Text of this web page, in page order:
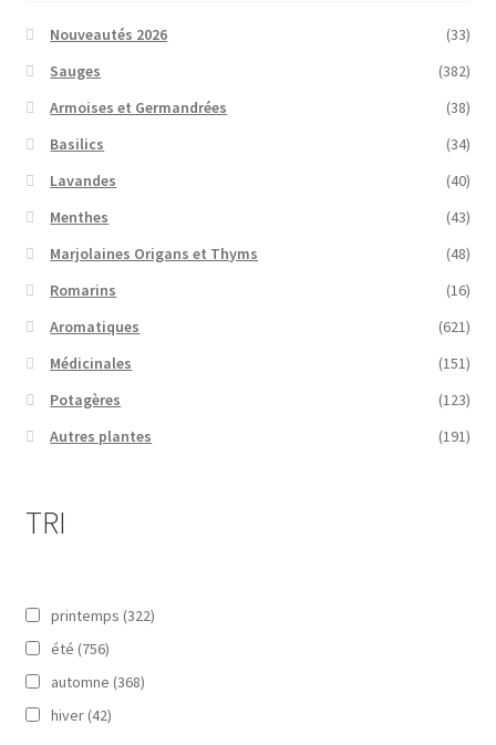
Nouveautés 2026
(33)
Sauges
(382)
Armoises et Germandrées
(38)
Basilics
(34)
Lavandes
(40)
Menthes
(43)
Marjolaines Origans et Thyms
(48)
Romarins
(16)
Aromatiques
(621)
Médicinales
(151)
Potagères
(123)
Autres plantes
(191)
TRI
printemps (322)
été (756)
automne (368)
hiver (42)